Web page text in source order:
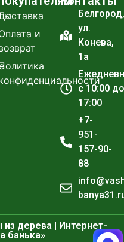
и
Белгород,
ул.
Конева,
1а
с 10:00 до
17:00
+7-
951-
157-90-
88
дерева | Интернет-
банька»